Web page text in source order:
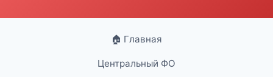
🏠 Главная
Центральный ФО